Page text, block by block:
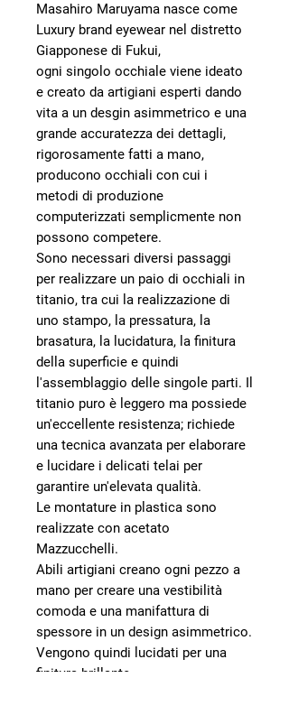
Masahiro Maruyama nasce come
Luxury brand eyewear nel distretto
Giapponese di Fukui,
ogni singolo occhiale viene ideato
e creato da artigiani esperti dando
vita a un desgin asimmetrico e una
grande accuratezza dei dettagli,
rigorosamente fatti a mano,
producono occhiali con cui i
metodi di produzione
computerizzati semplicmente non
possono competere.
Sono necessari diversi passaggi
per realizzare un paio di occhiali in
titanio, tra cui la realizzazione di
uno stampo, la pressatura, la
brasatura, la lucidatura, la finitura
della superficie e quindi
l'assemblaggio delle singole parti. Il
titanio puro è leggero ma possiede
un'eccellente resistenza; richiede
una tecnica avanzata per elaborare
e lucidare i delicati telai per
garantire un'elevata qualità.
Le montature in plastica sono
realizzate con acetato
Mazzucchelli.
Abili artigiani creano ogni pezzo a
mano per creare una vestibilità
comoda e una manifattura di
spessore in un design asimmetrico.
Vengono quindi lucidati per una
finitura brillante.